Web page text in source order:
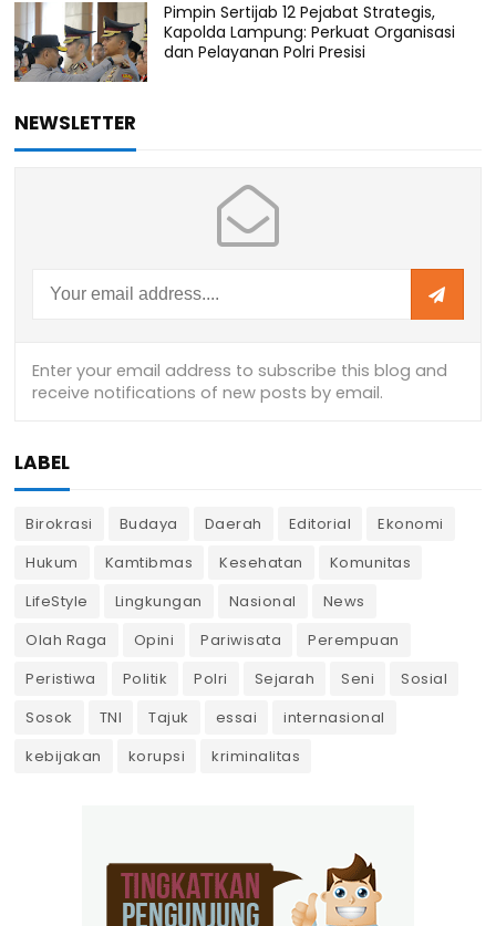
Pimpin Sertijab 12 Pejabat Strategis,
Kapolda Lampung: Perkuat Organisasi
dan Pelayanan Polri Presisi
NEWSLETTER
LABEL
Birokrasi Budaya Daerah Editorial
Ekonomi
Hukum
Kamtibmas Kesehatan
Komunitas
LifeStyle
Lingkungan Nasional
News
Olah Raga
Opini Pariwisata
Perempuan
Peristiwa
Politik Polri Sejarah Seni
Sosial
Sosok
TNI Tajuk essai
internasional
kebijakan
korupsi kriminalitas